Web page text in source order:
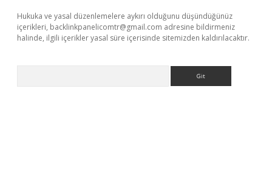
Hukuka ve yasal düzenlemelere aykırı olduğunu düşündüğünüz
içerikleri, backlinkpanelicomtr@gmail.com adresine bildirmeniz
halinde, ilgili içerikler yasal süre içerisinde sitemizden kaldırılacaktır.